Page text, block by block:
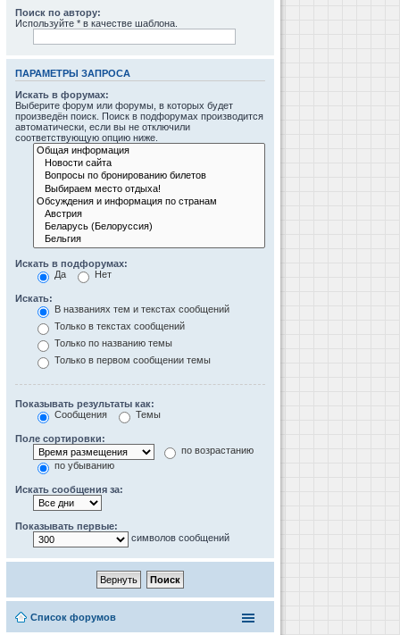
Поиск по автору:
Используйте * в качестве шаблона.
ПАРАМЕТРЫ ЗАПРОСА
Искать в форумах:
Выберите форум или форумы, в которых будет
произведён поиск. Поиск в подфорумах производится
автоматически, если вы не отключили
соответствующую опцию ниже.
Искать в подфорумах:
Да
Нет
Искать:
В названиях тем и текстах сообщений
Только в текстах сообщений
Только по названию темы
Только в первом сообщении темы
Показывать результаты как:
Сообщения
Темы
Поле сортировки:
по возрастанию
по убыванию
Искать сообщения за:
Показывать первые:
символов сообщений
Список форумов